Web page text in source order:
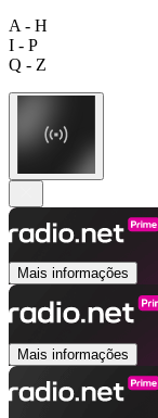
A - H
I - P
Q - Z
Mais informações
Mais informações